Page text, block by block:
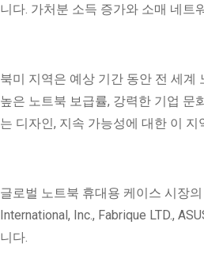
니다. 가처분 소득 증가와 소매 네트
북미 지역은 예상 기간 동안 전 세계
높은 노트북 보급률, 강력한 기업 문
는 디자인, 지속 가능성에 대한 이
글로벌 노트북 휴대용 케이스 시장의
International, Inc., Fabrique LTD.,
니다.